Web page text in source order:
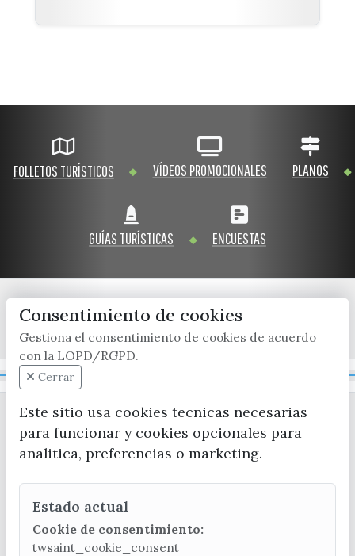
FOLLETOS TURÍSTICOS VÍDEOS PROMOCIONALES PLANOS
GUÍAS TURÍSTICAS ENCUESTAS
x / twitter facebook youtube instagram
CONTACTA CON LA OFICINA DE TURISMO
(+34) 952 541 104
Consentimiento de cookies
Gestiona el consentimiento de cookies de acuerdo
con la LOPD/RGPD.
Cerrar
Este sitio usa cookies tecnicas necesarias
para funcionar y cookies opcionales para
analitica, preferencias o marketing.
Estado actual
Cookie de consentimiento:
twsaint_cookie_consent